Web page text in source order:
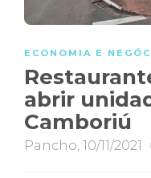
ECONOMIA E
abrir
Camboriú
Pancho, 10/11/2021